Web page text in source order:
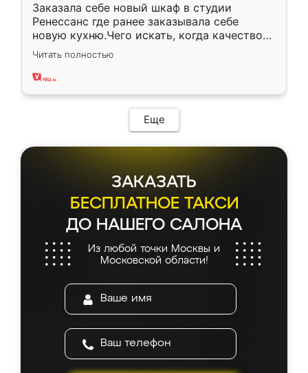
Заказала себе новый шкаф в студии
Ренессанс где ранее заказывала себе
новую кухню.Чего искать, когда качеством
вполне довольна. Служит кухня уже почти
два года, нареканий нет.
Читать полностью
Еще
ЗАКАЗАТЬ
БЕСПЛАТНОЕ ТАКСИ
ДО НАШЕГО САЛОНА
Из любой точки Москвы и
Московской области!